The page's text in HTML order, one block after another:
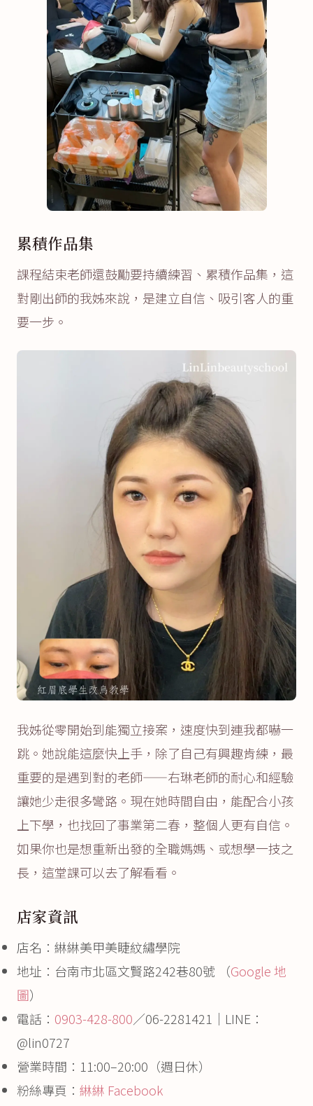
累積作品集
課程結束老師還鼓勵要持續練習、累積作品集，這
對剛出師的我姊來說，是建立自信、吸引客人的重
要一步。
我姊從零開始到能獨立接案，速度快到連我都嚇一
跳。她說能這麼快上手，除了自己有興趣肯練，最
重要的是遇到對的老師——右琳老師的耐心和經驗
讓她少走很多彎路。現在她時間自由，能配合小孩
上下學，也找回了事業第二春，整個人更有自信。
如果你也是想重新出發的全職媽媽、或想學一技之
長，這堂課可以去了解看看。
店家資訊
店名：綝綝美甲美睫紋繡學院
地址：台南市北區文賢路242巷80號 （Google 地
圖）
電話： 0903-428-800／06-2281421｜LINE：
@lin0727
營業時間：11:00–20:00（週日休）
粉絲專頁： 綝綝 Facebook